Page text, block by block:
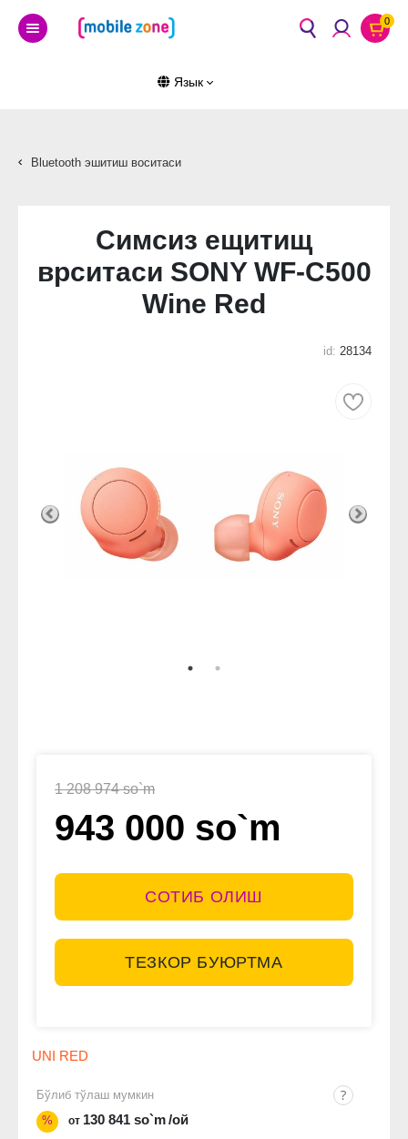
0
Язык
Bluetooth эшитиш воситаси
Симсиз ещитищ
врситаси SONY WF-C500
Wine Red
id: 28134
1 208 974 so`m
943 000 so`m
СОТИБ ОЛИШ
ТЕЗКОР БУЮРТМА
UNI RED
Бўлиб тўлаш мумкин
%
от 130 841 so`m/ой